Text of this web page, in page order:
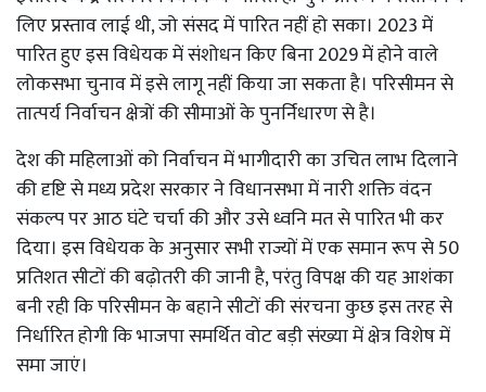
लिए प्रस्ताव लाई थी, जो संसद में पारित नहीं हो सका। 2023 में
पारित हुए इस विधेयक में संशोधन किए बिना 2029 में होने वाले
लोकसभा चुनाव में इसे लागू नहीं किया जा सकता है। परिसीमन से
तात्पर्य निर्वाचन क्षेत्रों की सीमाओं के पुनर्निधारण से है।
देश की महिलाओं को निर्वाचन में भागीदारी का उचित लाभ दिलाने
की दृष्टि से मध्य प्रदेश सरकार ने विधानसभा में नारी शक्ति वंदन
संकल्प पर आठ घंटे चर्चा की और उसे ध्वनि मत से पारित भी कर
दिया। इस विधेयक के अनुसार सभी राज्यों में एक समान रूप से 50
प्रतिशत सीटों की बढ़ोतरी की जानी है, परंतु विपक्ष की यह आशंका
बनी रही कि परिसीमन के बहाने सीटों की संरचना कुछ इस तरह से
निर्धारित होगी कि भाजपा समर्थित वोट बड़ी संख्या में क्षेत्र विशेष में
समा जाएं।